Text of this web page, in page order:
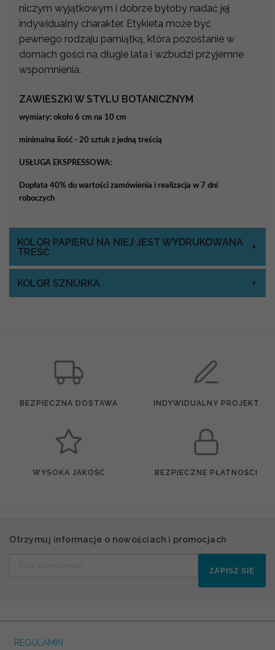
niczym wyjątkowym i dobrze byłoby nadać jej
indywidualny charakter. Etykieta może być
pewnego rodzaju pamiątką, która pozostanie w
domach gości na długie lata i wzbudzi przyjemne
wspomnienia.
ZAWIESZKI W STYLU BOTANICZNYM
wymiary: około 6 cm na 10 cm
minimalna ilość - 20 sztuk z jedną treścią
USŁUGA EKSPRESSOWA:
Dopłata 40% do wartości zamówienia i realizacja w 7 dni
roboczych
KOLOR PAPIERU NA NIEJ JEST WYDRUKOWANA
TREŚĆ
KOLOR SZNURKA
BEZPIECZNA DOSTAWA INDYWIDUALNY PROJEKT
WYSOKA JAKOŚĆ BEZPIECZNE PŁATNOŚCI
Otrzymuj informacje o nowościach i promocjach
ZAPISZ SIĘ
REGULAMIN